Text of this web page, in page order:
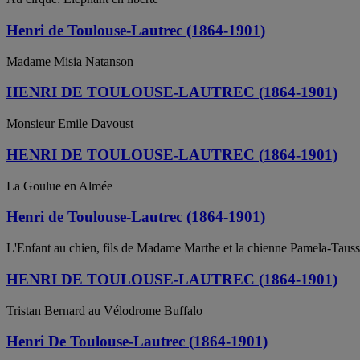
Henri de Toulouse-Lautrec (1864-1901)
Madame Misia Natanson
HENRI DE TOULOUSE-LAUTREC (1864-1901)
Monsieur Emile Davoust
HENRI DE TOULOUSE-LAUTREC (1864-1901)
La Goulue en Almée
Henri de Toulouse-Lautrec (1864-1901)
L'Enfant au chien, fils de Madame Marthe et la chienne Pamela-
HENRI DE TOULOUSE-LAUTREC (1864-1901)
Tristan Bernard au Vélodrome Buffalo
Henri De Toulouse-Lautrec (1864-1901)